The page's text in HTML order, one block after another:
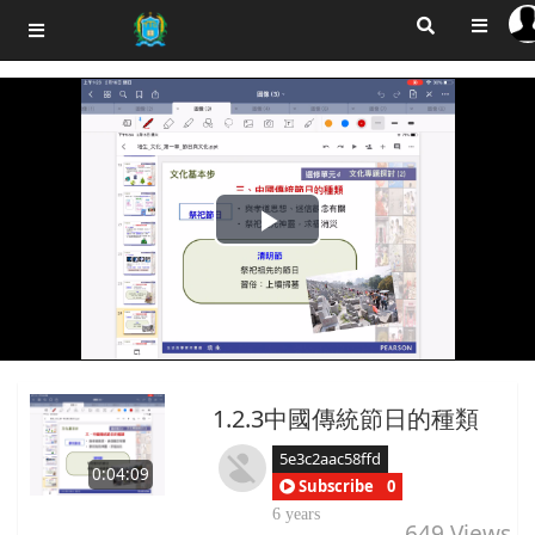
Play
Video
0:04:09
1.2.3中國傳統節日的種類
5e3c2aac58ffd
Subscribe
0
6 years